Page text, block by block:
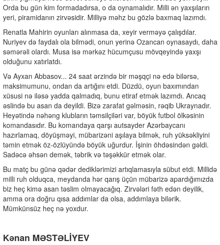
Orda bu gün kim formadadırsa, o da oynamalıdır. Milli ən yaxşıların
yeri, piramidanın zirvəsidir. Milliyə məhz bu gözlə baxmaq lazımdı.
Renatla Mahirin oyunları alınmasa da, xeyir verməyə çalışdılar.
Nuriyev də faydalı ola bilmədi, onun yerinə Ozancan oynasaydı, daha
səmərəli olardı. Musa isə mərkəz hücumçusu mövqeyində yaxşı
olduğunu xatırlatdı.
Və Ayxan Abbasov... 24 saat ərzində bir məşqçi nə edə bilərsə,
maksimumunu, ondan da artığını etdi. Düzdü, oyun baxımından
xüsusi nə iləsə yadda qalmadıq, bunu etiraf etmək lazımdı. Ancaq
əslində bu asan da deyildi. Bizə zarafat gəlməsin, rəqib Ukraynadır.
Heyətində nəhəng klubların təmsilçiləri var, böyük futbol ölkəsinin
komandasıdır. Bu komandaya qarşı autsayder Azərbaycanı
hazırlamaq, döyüşməyi, mübarizəni aşılaya bilmək, ruh yüksəkliyini
təmin etmək öz-özlüyündə böyük uğurdur. İşinin öhdəsindən gəldi.
Sadəcə əhsən demək, təbrik və təşəkkür etmək olar.
Bu matç bu günə qədər dediklərimizi artıqlamasıyla sübut etdi. Millidə
milli ruh olduqca, meydanda hər qarış üçün mübarizə apardığımızda
biz heç kimə asan təslim olmayacağıq. Zirvələri fəth edən deyilik,
amma ora doğru qısa addımlar da olsa, addımlaya bilərik.
Mümkünsüz heç nə yoxdur.
Kənan MƏSTƏLİYEV